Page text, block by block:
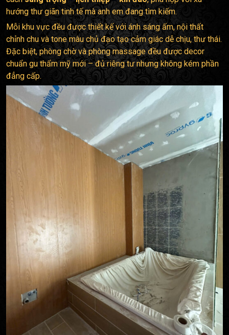
hướng thư giãn tinh tế mà anh em đang tìm kiếm.
Mỗi khu vực đều được thiết kế với ánh sáng ấm, nội thất
chỉnh chu và tone màu chủ đạo tạo cảm giác dễ chịu, thư thái.
Đặc biệt, phòng chờ và phòng massage đều được decor
chuẩn gu thẩm mỹ mới – đủ riêng tư nhưng không kém phần
đẳng cấp.